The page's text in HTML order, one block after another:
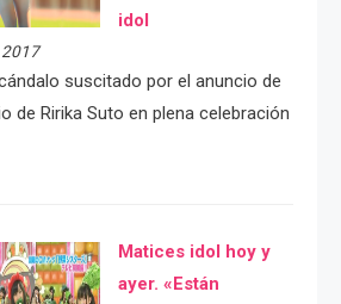
idol
2017
suscitado por el anuncio de
de Ririka Suto en plena celebración
Matices idol hoy y
ayer. «Están